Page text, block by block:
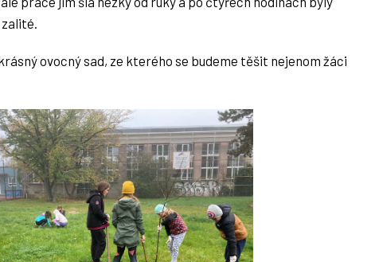
ovocný sad, ze kterého se budeme těšit nejenom žáci